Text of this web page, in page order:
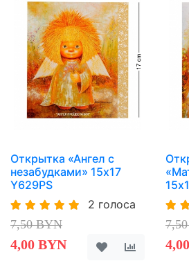
Открытка «Ангел с
незабудками» 15х17
Y629PS
2 голоса
7,50 BYN
4,00 BYN